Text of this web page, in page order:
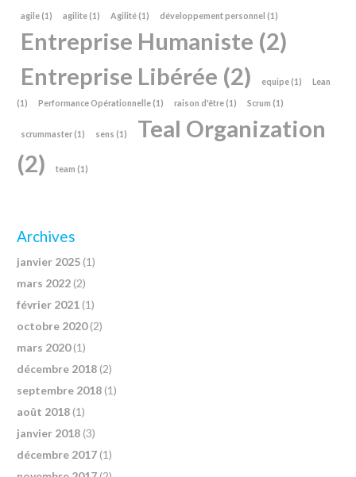
agile(1) agilite(1) Agilité(1) développement personnel (1)
Entreprise Humaniste (2)
Entreprise Libérée (2) equipe(1) Lean
(1) Performance Opérationnelle(1) raison d'être(1) Scrum (1)
scrummaster(1) sens (1)
Teal Organization
(2)
team (1)
Archives
janvier 2025(1)
mars 2022(2)
février 2021(1)
octobre 2020(2)
mars 2020(1)
décembre 2018(2)
septembre 2018(1)
août 2018(1)
janvier 2018(3)
décembre 2017(1)